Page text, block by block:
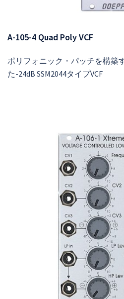
A-105-4 Quad Poly VCF
ポリフォニック・パッチを構築
た-24dB SSM2044タイプVCF